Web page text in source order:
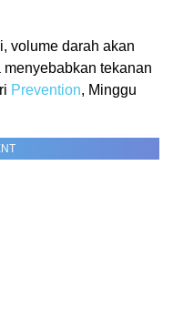
volume darah akan
tekanan
Prevention, Minggu